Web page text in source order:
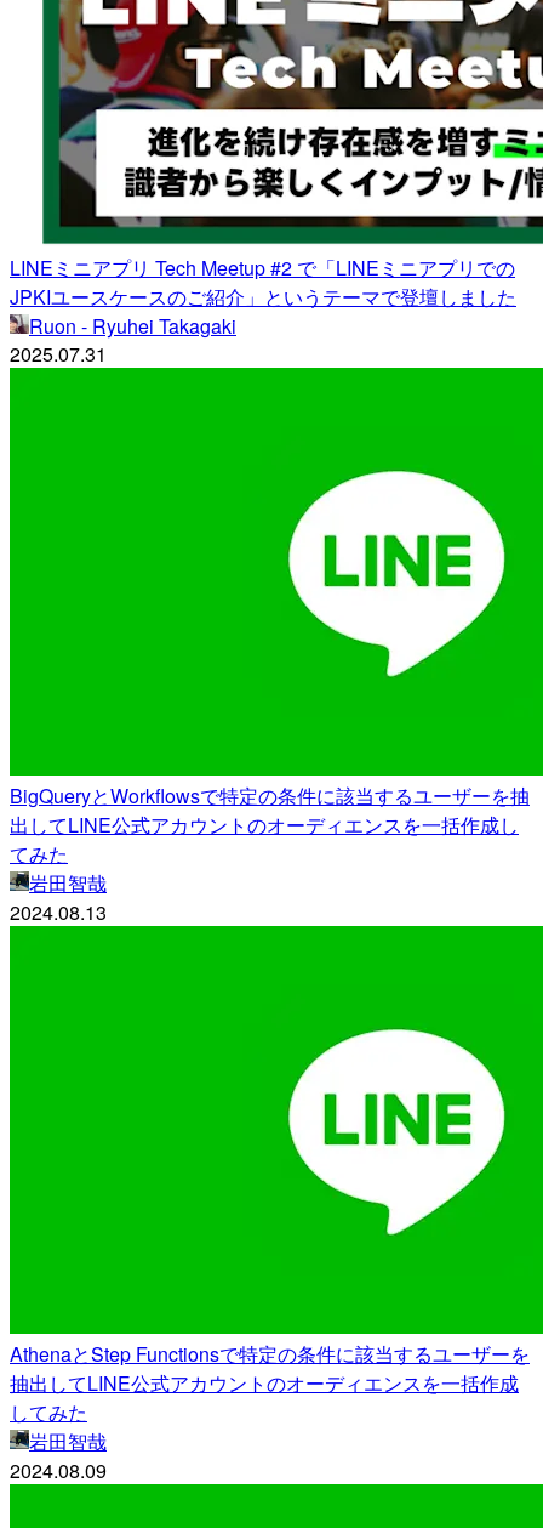
LINEミニアプリ Tech Meetup #2 で「LINEミニアプリでの
JPKIユースケースのご紹介」というテーマで登壇しました
Ruon - Ryuhei Takagaki
2025.07.31
BigQueryとWorkflowsで特定の条件に該当するユーザーを抽
出してLINE公式アカウントのオーディエンスを一括作成し
てみた
岩田智哉
2024.08.13
AthenaとStep Functionsで特定の条件に該当するユーザーを
抽出してLINE公式アカウントのオーディエンスを一括作成
してみた
岩田智哉
2024.08.09